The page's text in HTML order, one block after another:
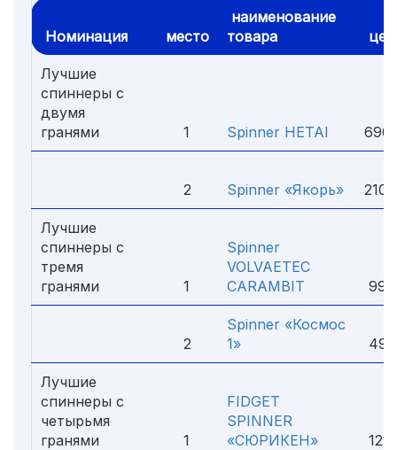
Номинация место
наименование
товара
Лучшие
спиннеры с
двумя
гранями
1 Spinner HETAI
690
2 Spinner «Якорь»
210
Лучшие
спиннеры с
тремя
гранями
1
Spinner
VOLVAETEC
CARAMBIT
2
Spinner «Космос
1»
Лучшие
спиннеры с
четырьмя
гранями
1
FIDGET
SPINNER
«СЮРИКЕН»